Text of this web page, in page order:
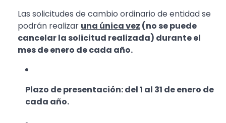
Las solicitudes de cambio ordinario de entidad se
podrán realizar una única vez (no se puede
cancelar la solicitud realizada) durante el
mes de enero de cada año.
Plazo de presentación: del 1 al 31 de enero de
cada año.